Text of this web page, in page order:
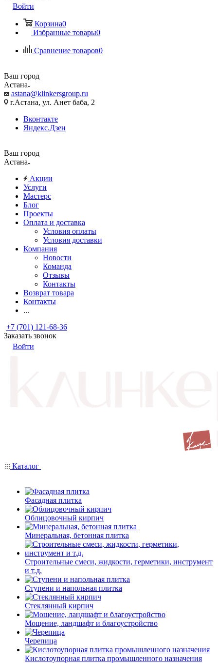
Войти
Корзина0
Избранные товары0
Сравнение товаров0
Ваш город
Астана
astana@klinkersgroup.ru
г.Астана, ул. Анет баба, 2
Вконтакте
Яндекс.Дзен
Ваш город
Астана
Акции
Услуги
Мастерс
Блог
Проекты
Оплата и доставка
Условия оплаты
Условия доставки
Компания
Новости
Команда
Отзывы
Контакты
Возврат товара
Контакты
...
+7 (701) 121-68-36
Заказать звонок
Войти
Каталог
Фасадная плитка
Облицовочный кирпич
Минеральная, бетонная плитка
Строительные смеси, жидкости, герметики, инструмент
и т.д.
Ступени и напольная плитка
Cтеклянный кирпич
Мощение, ландшафт и благоустройство
Черепица
Кислотоупорная плитка промышленного назначения